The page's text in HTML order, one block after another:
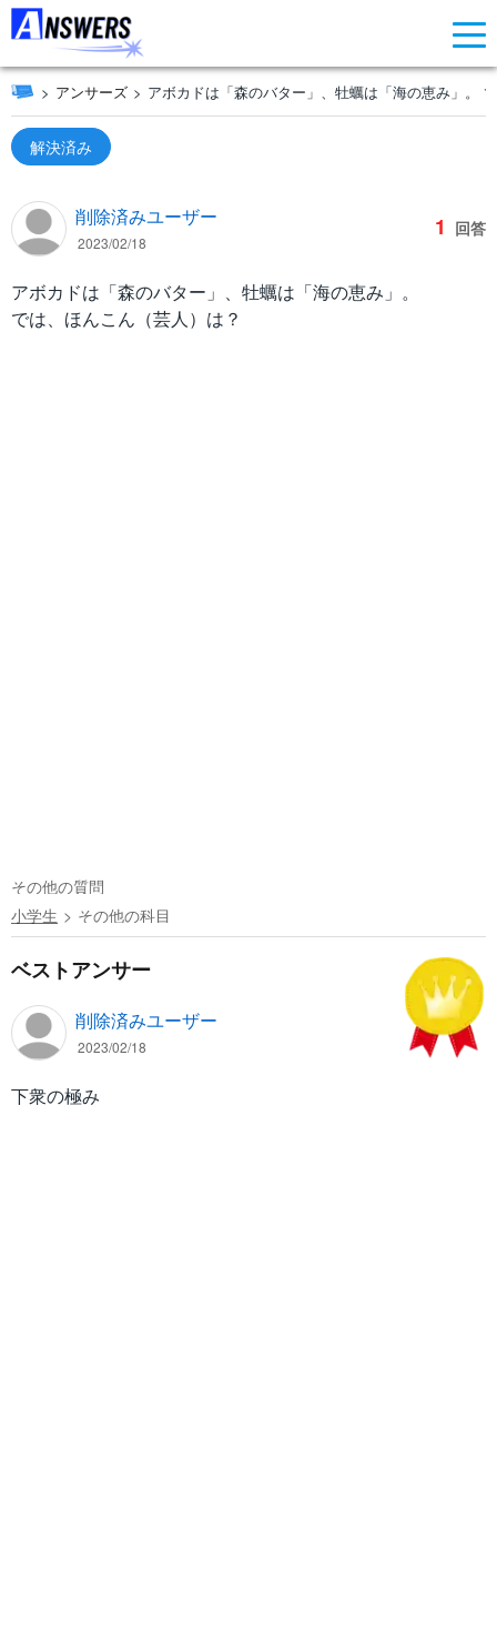
アンサーズ アボカドは「森のバター」、牡蠣は「海の恵み」。
解決済み
削除済みユーザー
2023/02/18
1 回答
アボカドは「森のバター」、牡蠣は「海の恵み」。
では、ほんこん（芸人）は？
その他の質問
小学生
その他の科目
ベストアンサー
削除済みユーザー
2023/02/18
下衆の極み